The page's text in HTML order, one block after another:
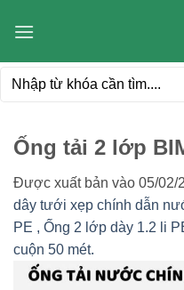
qua
dung
Tìm
Ống tải 2 lớp
Được xuất bản vào 05/02/
dây tưới xẹp chính dẫn
PE , Ống 2 lớp dày 1.2 li
cuộn 50 mét.